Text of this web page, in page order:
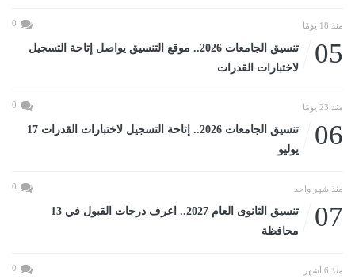
منذ 18 يومًا 0
05
تنسيق الجامعات 2026.. موقع التنسيق يواصل إتاحة التسجيل
لاختبارات القدرات
منذ 23 يومًا 0
06
تنسيق الجامعات 2026.. إتاحة التسجيل لاختبارات القدرات 17
يوليو
منذ شهر واحد 0
07
تنسيق الثانوى العام 2027.. اعرف درجات القبول في 13
محافظة
منذ 6 أشهر 0